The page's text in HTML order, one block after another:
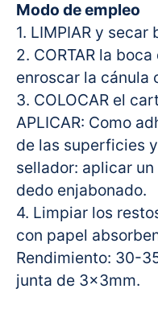
Modo de empleo
1. LIMPIAR y
2. CORTAR la
enroscar la cánula
3. COLOCAR el
APLICAR: Como
de las superficies
sellador: aplicar
dedo enjabonado.
4. Limpiar los
con papel
Rendimiento: 30-
junta de 3x3mm.